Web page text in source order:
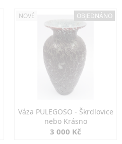
NOVÉ OBJEDNÁNO
Váza PULEGOSO - Škrdlovice
nebo Krásno
3 000 Kč